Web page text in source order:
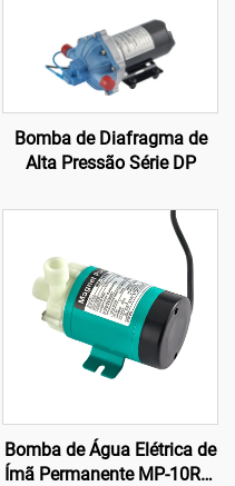
Bomba de Diafragma de
Alta Pressão Série DP
Bomba de Água Elétrica de
Ímã Permanente MP-10RM